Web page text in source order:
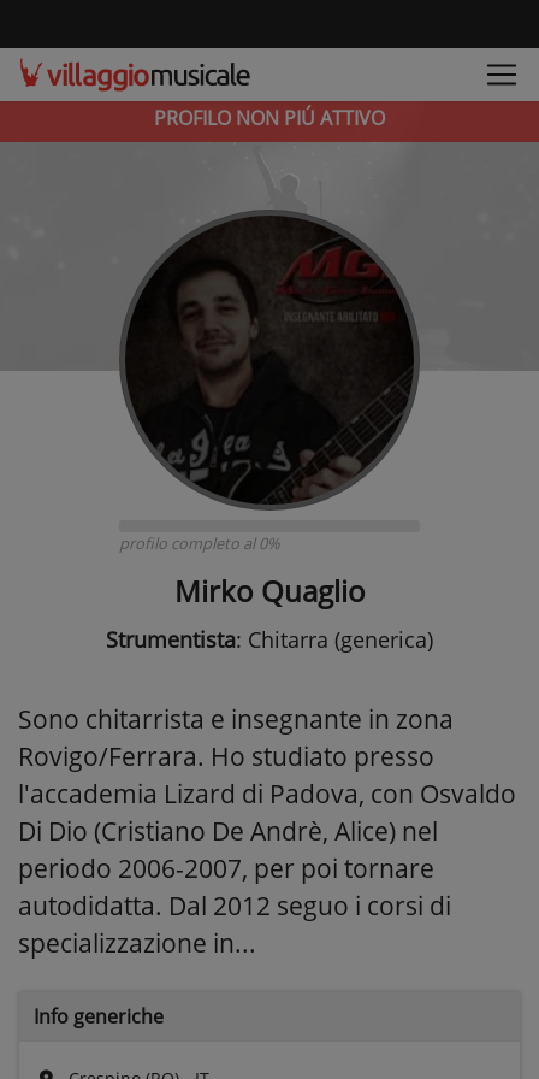
PROFILO NON PIÚ ATTIVO
profilo completo al 0%
Mirko Quaglio
Strumentista: Chitarra (generica)
Sono chitarrista e insegnante in zona
Rovigo/Ferrara. Ho studiato presso
l'accademia Lizard di Padova, con Osvaldo
Di Dio (Cristiano De Andrè, Alice) nel
periodo 2006-2007, per poi tornare
autodidatta. Dal 2012 seguo i corsi di
specializzazione in...
Info generiche